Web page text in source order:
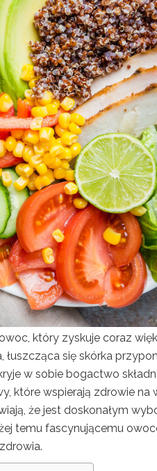
który zyskuje coraz
się skórka
w sobie bogactwo
które wspierają zdrowie na
że jest doskonałym
temu fascynującemu